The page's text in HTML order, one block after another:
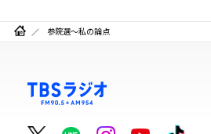
参院選～私の論点